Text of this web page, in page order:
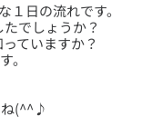
１日の流れです。
でしょうか？
ていますか？
。